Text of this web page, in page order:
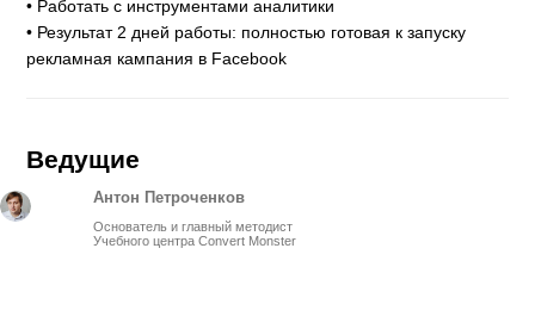
• Работать с инструментами аналитики
• Результат 2 дней работы: полностью готовая к запуску
рекламная кампания в Facebook
Ведущие
Антон Петроченков
Основатель и главный методист
Учебного центра Convert Monster